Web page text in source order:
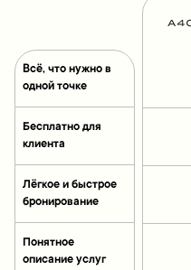
Всё, что нужно в
одной точке
Бесплатно для
клиента
Лёгкое и быстрое
бронирование
Понятное
описание услуг